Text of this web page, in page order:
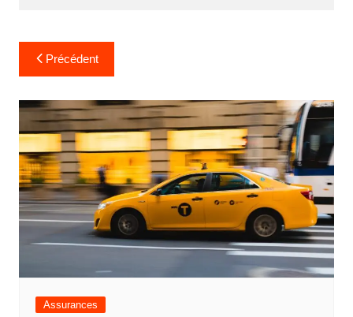
Navigation
de
l’article
Précédent
Assurances